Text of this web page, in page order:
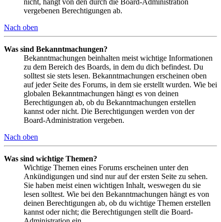
vergebenen Berechtigungen ab.
Nach oben
Was sind Bekanntmachungen?
Bekanntmachungen beinhalten meist wichtige Informationen
zu dem Bereich des Boards, in dem du dich befindest. Du
solltest sie stets lesen. Bekanntmachungen erscheinen oben
auf jeder Seite des Forums, in dem sie erstellt wurden. Wie bei
globalen Bekanntmachungen hängt es von deinen
Berechtigungen ab, ob du Bekanntmachungen erstellen
kannst oder nicht. Die Berechtigungen werden von der
Board-Administration vergeben.
Nach oben
Was sind wichtige Themen?
Wichtige Themen eines Forums erscheinen unter den
Ankündigungen und sind nur auf der ersten Seite zu sehen.
Sie haben meist einen wichtigen Inhalt, weswegen du sie
lesen solltest. Wie bei den Bekanntmachungen hängt es von
deinen Berechtigungen ab, ob du wichtige Themen erstellen
kannst oder nicht; die Berechtigungen stellt die Board-